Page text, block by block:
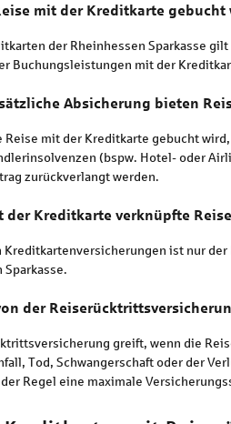
mit der Kreditkarte gebucht
der Rheinhessen Sparkasse
Buchungsleistungen mit der
Absicherung bieten
Reise mit der Kreditkarte gebucht
(bspw. Hotel- oder
zurückverlangt werden.
der Kreditkarte verknüpfte
Kreditkartenversicherungen ist nur
Sparkasse.
der
greift, wenn die
Tod, Schwangerschaft oder der
Regel eine maximale